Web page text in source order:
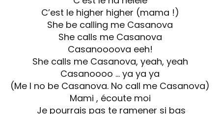
C’est le higher higher (mama !)
She be calling me Casanova
She calls me Casanova
Casanoooova eeh!
She calls me Casanova, yeah, yeah
Casanoooo … ya ya ya
(Me I no be Casanova. No call me Casanova)
Mami , écoute moi
Je pourrais pas te ramener si bas